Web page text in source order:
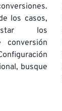
los casos,
los
conversión
busque